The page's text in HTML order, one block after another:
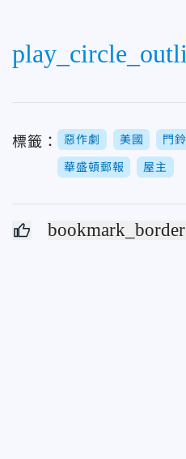
標籤： 惡作劇 美國 門鈴
華盛頓郵報 屋主
bookmark_border